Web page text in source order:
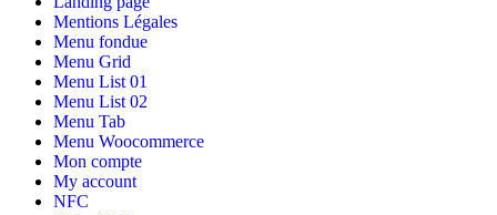
Mentions Légales
Menu fondue
Menu Grid
Menu List 01
Menu List 02
Menu Tab
Menu Woocommerce
Mon compte
My account
NFC